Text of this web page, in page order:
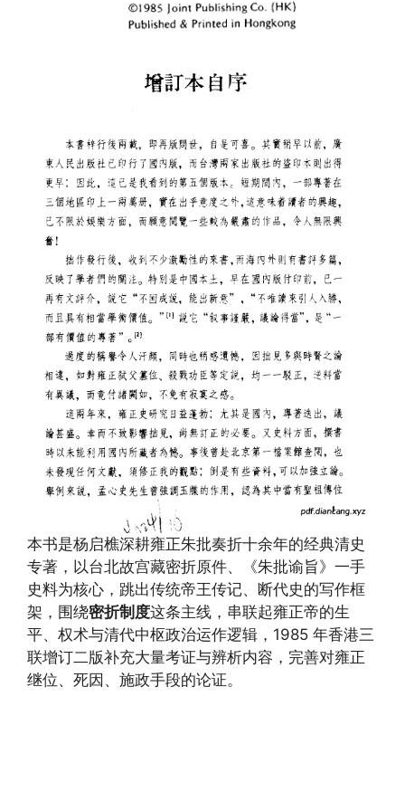
本书是杨启樵深耕雍正朱批奏折十余年的经典清史
专著，以台北故宫藏密折原件、《朱批谕旨》一手
史料为核心，跳出传统帝王传记、断代史的写作框
架，围绕密折制度这条主线，串联起雍正帝的生
平、权术与清代中枢政治运作逻辑，1985 年香港三
联增订二版补充大量考证与辨析内容，完善对雍正
继位、死因、施政手段的论证。